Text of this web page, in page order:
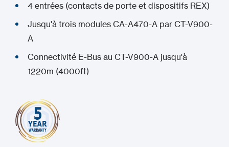
4 entrées (contacts de porte et dispositifs REX)
Jusqu'à trois modules CA-A470-A par CT-V900-
A
Connectivité E-Bus au CT-V900-A jusqu'à
1220m (4000ft)